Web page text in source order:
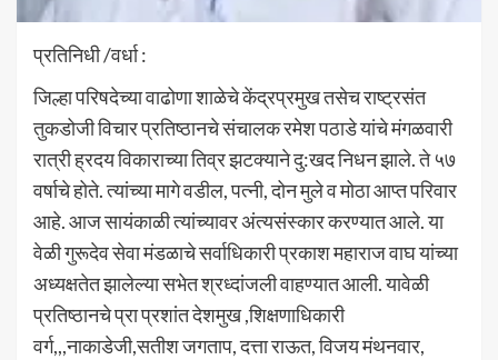
प्रतिनिधी /वर्धा :
जिल्हा परिषदेच्या वाढोणा शाळेचे केंद्रप्रमुख तसेच राष्ट्रसंत
तुकडोजी विचार प्रतिष्ठानचे संचालक रमेश पठाडे यांचे मंगळवारी
रात्री ह्रदय विकाराच्या तिव्र झटक्याने दु:खद निधन झाले. ते ५७
वर्षाचे होते. त्यांच्या मागे वडील, पत्नी, दोन मुले व मोठा आप्त परिवार
आहे. आज सायंकाळी त्यांच्यावर अंत्यसंस्कार करण्यात आले. या
वेळी गुरूदेव सेवा मंडळाचे सर्वाधिकारी प्रकाश महाराज वाघ यांच्या
अध्यक्षतेत झालेल्या सभेत श्रध्दांजली वाहण्यात आली. यावेळी
प्रतिष्ठानचे प्रा प्रशांत देशमुख ,शिक्षणाधिकारी
वर्ग,,,नाकाडेजी,सतीश जगताप, दत्ता राऊत, विजय मंथनवार,